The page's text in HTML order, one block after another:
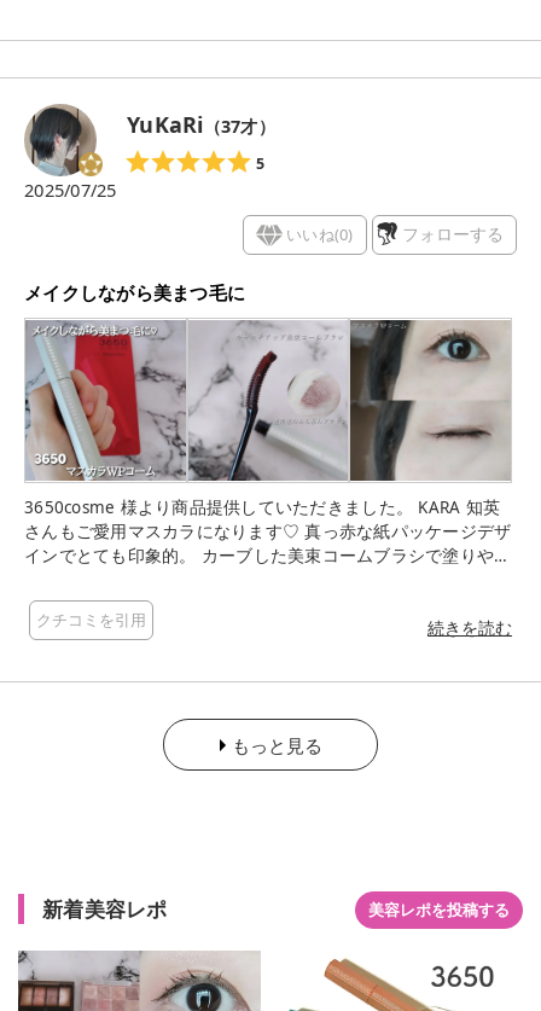
プでウォータープルーフ 存在感のある束感まつ毛も上向きキー
YuKaRi （37才）
5
2025/07/25
いいね(0) フォローする
メイクしながら美まつ毛に
3650cosme 様より商品提供していただきました。 KARA 知英
さんもご愛用マスカラになります♡ 真っ赤な紙パッケージデザ
インでとても印象的。 カーブした美束コームブラシで塗りやす
ウンっぽい色味｡ キャッチアップ美束コームブラシでとても塗
りやすく下まつ毛に塗っても重たくならずテク要らずなのにロ
毛でしっかりカールキープ力があって滲みにくいし夕方までパ
イントメイクリムーバーが必須｡ 絶対アイメイク崩したくない
という時にもおすすめ！ #PR #3650マスカラ
クチコミを引用 続きを読む
もっと見る
新着美容レポ 美容レポを投稿する